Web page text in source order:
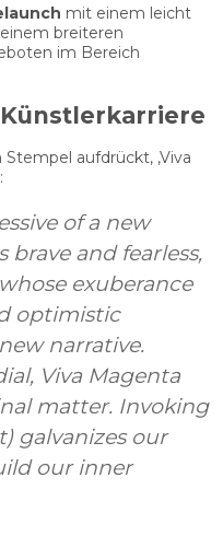
mit einem leicht
breiteren
im Bereich
aufdrückt, ‚Viva
of a new
brave and fearless,
exuberance
optimistic
narrative.
Viva Magenta
matter. Invoking
galvanizes our
our inner